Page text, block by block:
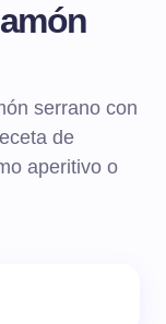
serrano con
de
aperitivo o